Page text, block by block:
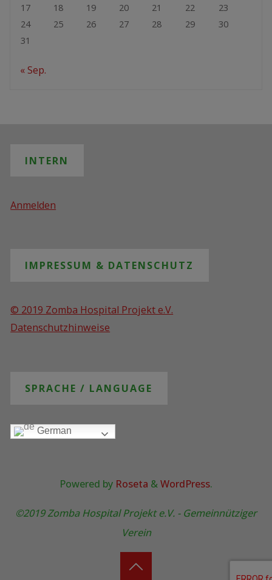
17
18 19 20 21 22
23
24
25 26 27 28 29
30
31
« Sep.
INTERN
Anmelden
IMPRESSUM & DATENSCHUTZ
© 2019 Zomba Hospital Projekt e.V.
Datenschutzhinweise
SPRACHE / LANGUAGE
German
Powered by Roseta &WordPress.
©2019 Zomba Hospital Projekt e.V. - Gemeinnütziger
Verein